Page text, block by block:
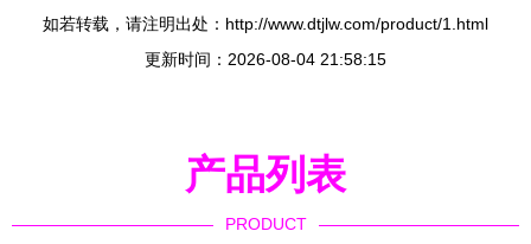
如若转载，请注明出处：http://www.dtjlw.com/product/1.html
更新时间：2026-08-04 21:58:15
产品列表
PRODUCT